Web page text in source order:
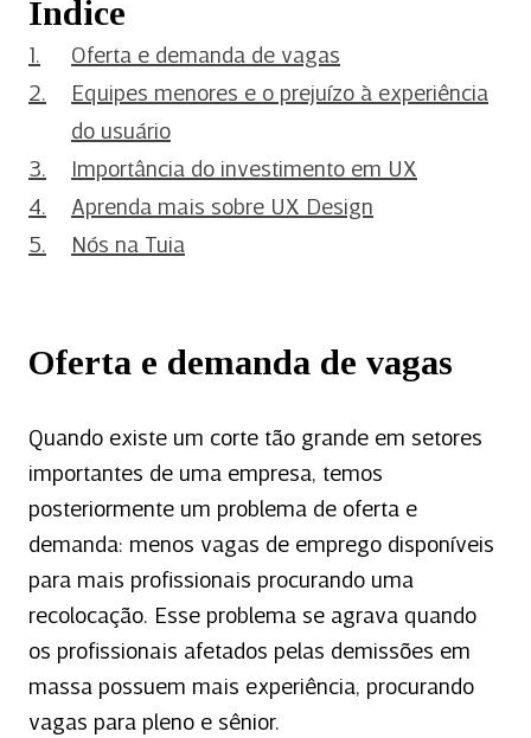
Índice
Oferta e demanda de vagas
Equipes menores e o prejuízo à experiência
do usuário
Importância do investimento em UX
Aprenda mais sobre UX Design
Nós na Tuia
Oferta e demanda de vagas
Quando existe um corte tão grande em setores
importantes de uma empresa, temos
posteriormente um problema de oferta e
demanda: menos vagas de emprego disponíveis
para mais profissionais procurando uma
recolocação. Esse problema se agrava quando
os profissionais afetados pelas demissões em
massa possuem mais experiência, procurando
vagas para pleno e sênior.